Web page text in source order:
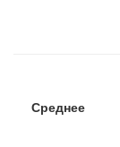
Среднее